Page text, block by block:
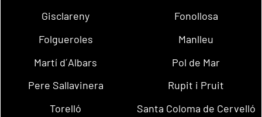
Gisclareny
Fonollosa
Folgueroles
Manlleu
Martí d´Albars
Pol de Mar
Pere Sallavinera
Rupit i Pruit
Torelló
Santa Coloma de Cervelló